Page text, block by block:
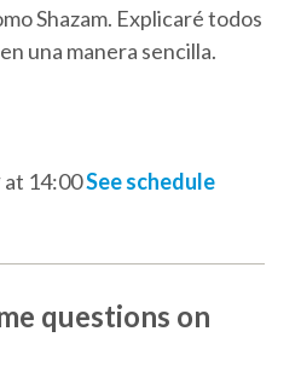
Shazam. Explicaré todos
una manera sencilla.
at 14:00See schedule
questions on